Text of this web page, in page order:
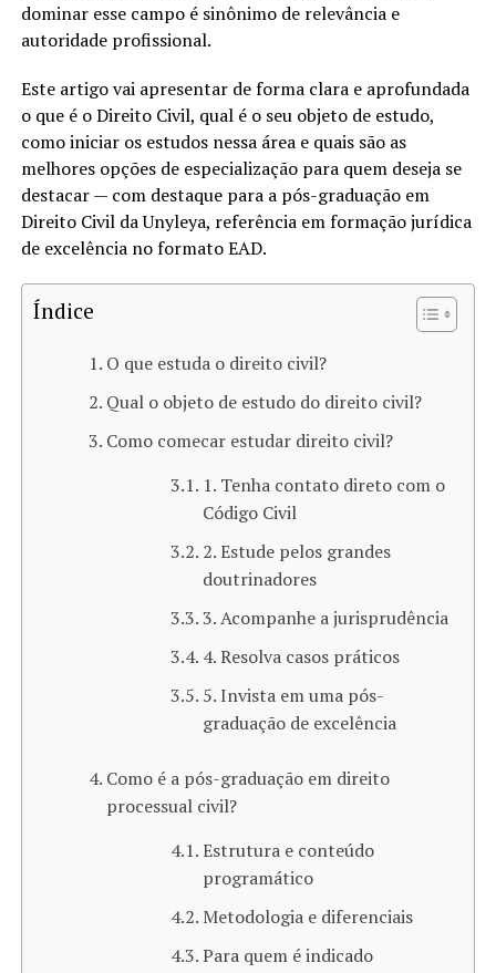
dominar esse campo é sinônimo de relevância e
autoridade profissional.
Este artigo vai apresentar de forma clara e aprofundada
o que é o Direito Civil, qual é o seu objeto de estudo,
como iniciar os estudos nessa área e quais são as
melhores opções de especialização para quem deseja se
destacar — com destaque para a pós-graduação em
Direito Civil da Unyleya, referência em formação jurídica
de excelência no formato EAD.
Índice
O que estuda o direito civil?
Qual o objeto de estudo do direito civil?
Como comecar estudar direito civil​?
1. Tenha contato direto com o
Código Civil
2. Estude pelos grandes
doutrinadores
3. Acompanhe a jurisprudência
4. Resolva casos práticos
5. Invista em uma pós-
graduação de excelência
Como é a pós-graduação em direito
processual civil?
Estrutura e conteúdo
programático
Metodologia e diferenciais
Para quem é indicado